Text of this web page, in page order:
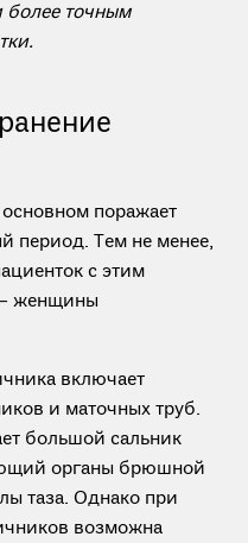
более точным
поражает
период. Тем не менее,
с этим
женщины
включает
и маточных труб.
большой сальник
органы брюшной
таза. Однако при
возможна